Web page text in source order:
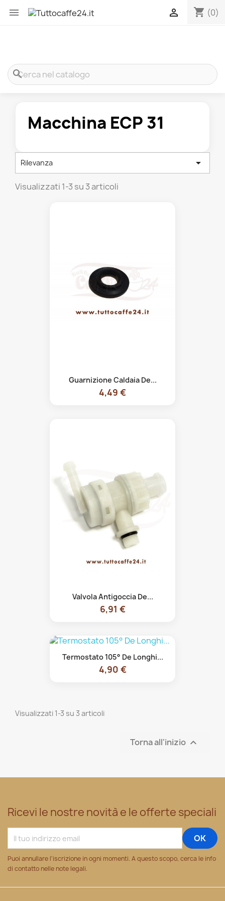
 shopping_cart (0)

search
Macchina ECP 31
Rilevanza 
Visualizzati 1-3 su 3 articoli
Guarnizione Caldaia De...
4,49 €
Valvola Antigoccia De...
6,91 €
Termostato 105° De Longhi...
4,90 €
Visualizzati 1-3 su 3 articoli
Torna all'inizio 
Ricevi le nostre novità e le offerte speciali
Puoi annullare l'iscrizione in ogni momenti. A questo scopo, cerca le info
di contatto nelle note legali.